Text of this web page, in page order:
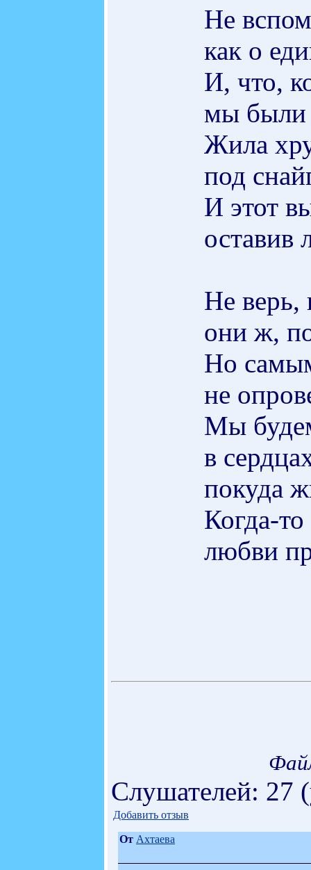
Не
как о
И, что,
мы были
Жила
под
И этот
оставив
Не верь,
они ж,
Но
не
Мы
в
покуда
Когда-
любви
Слушателей: 27
Добавить отзыв
От Ахтаева